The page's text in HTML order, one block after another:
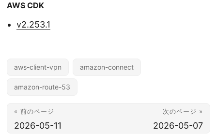
AWS CDK
v2.253.1
aws-client-vpn amazon-connect
amazon-route-53
« 前のページ
2026-05-11
次のページ »
2026-05-07